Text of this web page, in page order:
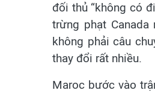
đối thủ “không có
trừng phạt
không phải câu
thay đổi rất nhiều.
Maroc bước vào